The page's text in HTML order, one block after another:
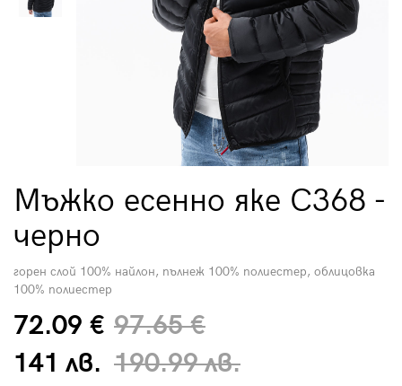
Мъжко есенно яке C368 -
черно
горен слой 100% найлон, пълнеж 100% полиестер, облицовка
100% полиестер
72.09 €
141 лв.
97.65 €
190.99 лв.